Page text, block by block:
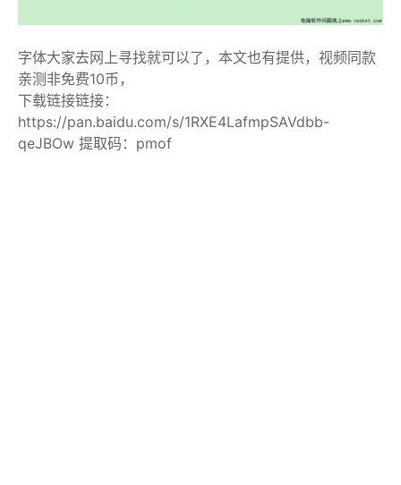
字体大家去网上寻找就可以了，本文也有提供，视频同款
亲测非免费10币，
下载链接链接：
https://pan.baidu.com/s/1RXE4LafmpSAVdbb-
qeJBOw 提取码：pmof